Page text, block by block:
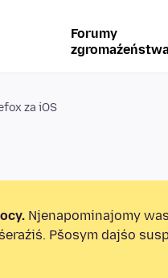
Forumy
za iOS
Njenapominajomy
Pšosym dajśo